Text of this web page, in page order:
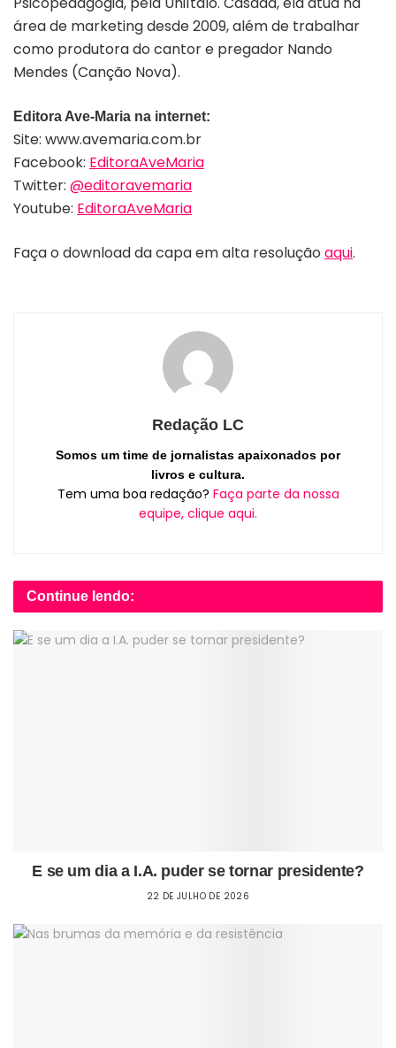
área de marketing desde 2009, além de trabalhar
como produtora do cantor e pregador Nando
Mendes (Canção Nova).
Editora Ave-Maria na internet:
Site: www.avemaria.com.br
Facebook: EditoraAveMaria
Twitter: @editoravemaria
Youtube: EditoraAveMaria
Faça o download da capa em alta resolução aqui.
Redação LC
Somos um time de jornalistas apaixonados por
livros e cultura.
Tem uma boa redação? Faça parte da nossa
equipe, clique aqui.
Continue lendo:
E se um dia a I.A. puder se tornar presidente?
22 DE JULHO DE 2026